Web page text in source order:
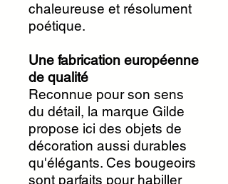
chaleureuse et résolument
poétique.
Une fabrication européenne
de qualité
Reconnue pour son sens
du détail, la marque Gilde
propose ici des objets de
décoration aussi durables
qu'élégants. Ces bougeoirs
sont parfaits pour habiller